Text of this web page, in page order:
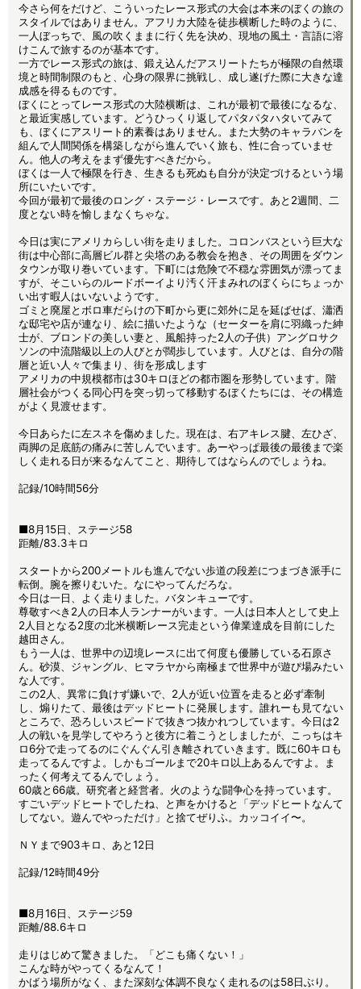
今さら何をだけど、こういったレース形式の大会は本来のぼくの旅の
スタイルではありません。アフリカ大陸を徒歩横断した時のように、
一人ぼっちで、風の吹くままに行く先を決め、現地の風土・言語に溶
けこんで旅するのが基本です。
一方でレース形式の旅は、鍛え込んだアスリートたちが極限の自然環
境と時間制限のもと、心身の限界に挑戦し、成し遂げた際に大きな達
成感を得るものです。
ぼくにとってレース形式の大陸横断は、これが最初で最後になるな、
と最近実感しています。どうひっくり返してパタパタハタいてみて
も、ぼくにアスリート的素養はありません。また大勢のキャラバンを
組んで人間関係を構築しながら進んでいく旅も、性に合っていませ
ん。他人の考えをまず優先すべきだから。
ぼくは一人で極限を行き、生きるも死ぬも自分が決定づけるという場
所にいたいです。
今回が最初で最後のロング・ステージ・レースです。あと2週間、二
度とない時を愉しまなくちゃな。
今日は実にアメリカらしい街を走りました。コロンバスという巨大な
街は中心部に高層ビル群と尖塔のある教会を抱き、その周囲をダウン
タウンが取り巻いています。下町には危険で不穏な雰囲気が漂ってま
すが、そこいらのルードボーイより汚く汗まみれのぼくらにちょっか
い出す暇人はいないようです。
ゴミと廃屋とボロ車だらけの下町から更に郊外に足を延ばせば、瀟洒
な邸宅や店が連なり、絵に描いたような（セーターを肩に羽織った紳
士が、ブロンドの美しい妻と、風船持った2人の子供）アングロサク
ソンの中流階級以上の人びとが闊歩しています。人びとは、自分の階
層と近い人々で集まり、街を形成します
アメリカの中規模都市は30キロほどの都市圏を形勢しています。階
層社会がつくる同心円を突っ切って移動するぼくたちには、その構造
がよく見渡せます。
今日あらたに左スネを傷めました。現在は、右アキレス腱、左ひざ、
両脚の足底筋の痛みに苦しんでいます。あーやっぱ最後の最後まで楽
しく走れる日が来るなんてこと、期待してはならんのでしょうね。
記録/10時間56分
■8月15日、ステージ58
距離/83.3キロ
スタートから200メートルも進んでない歩道の段差につまづき派手に
転倒。腕を擦りむいた。なにやってんだろな。
今日は一日、よく走りました。バタンキューです。
尊敬すべき2人の日本人ランナーがいます。一人は日本人として史上
2人目となる2度の北米横断レース完走という偉業達成を目前にした
越田さん。
もう一人は、世界中の辺境レースに出て何度も優勝している石原さ
ん。砂漠、ジャングル、ヒマラヤから南極まで世界中が遊び場みたい
な人です。
この2人、異常に負けず嫌いで、2人が近い位置を走ると必ず牽制
し、煽りたて、最後はデッドヒートに発展します。誰れーも見てない
ところで、恐ろしいスピードで抜きつ抜かれつしています。今日は2
人の戦いを見学してやろうと後方に着こうとしましたが、こっちはキ
ロ6分で走ってるのにぐんぐん引き離されていきます。既に60キロも
走ってるんですよ。しかもゴールまで20キロ以上あるんですよ。ま
ったく何考えてるんでしょう。
60歳と66歳。研究者と経営者。火のような闘争心を持っています。
すごいデッドヒートでしたね、と声をかけると「デッドヒートなんて
してない。遊んでやっただけ」と捨てぜりふ。カッコイイ〜。
ＮＹまで903キロ、あと12日
記録/12時間49分
■8月16日、ステージ59
距離/88.6キロ
走りはじめて驚きました。「どこも痛くない！」
こんな時がやってくるなんて！
かばう場所がなく、また深刻な体調不良なく走れるのは58日ぶり。